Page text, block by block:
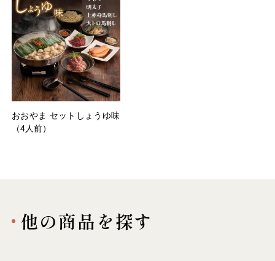
おおやま セットしょうゆ味
（4人前）
他の商品を探す